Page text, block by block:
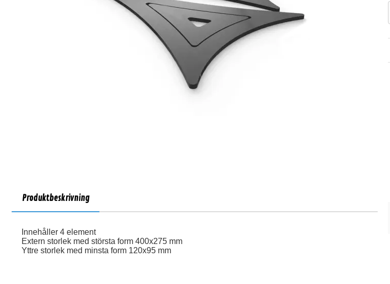
Produktbeskrivning
Innehåller 4 element
Extern storlek med största form 400x275 mm
Yttre storlek med minsta form 120x95 mm